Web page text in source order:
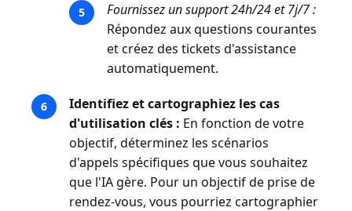
Fournissez un support 24h/24 et 7j/7 :
Répondez aux questions courantes
et créez des tickets d'assistance
automatiquement.
Identifiez et cartographiez les cas
d'utilisation clés : En fonction de votre
objectif, déterminez les scénarios
d'appels spécifiques que vous souhaitez
que l'IA gère. Pour un objectif de prise de
rendez-vous, vous pourriez cartographier